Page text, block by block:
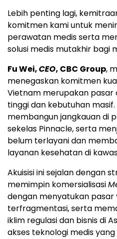
Lebih penting lagi,
komitmen kami untuk
perawatan medis serta
solusi medis mutakhir bagi
Fu Wei,CEO, CBC Group,
menegaskan komitmen
Vietnam merupakan
tinggi dan kebutuhan
membangun jangkauan di
sekelas Pinnacle, serta
belum terlayani dan
layanan kesehatan di
Akuisisi ini sejalan dengan
memimpin komersialisasi
dengan menyatukan pasar
terfragmentasi, serta
iklim regulasi dan bisnis di
akses teknologi medis yang